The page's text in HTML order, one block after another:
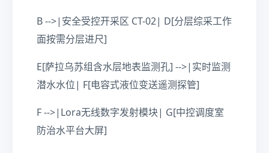
B -->|安全受控开采区 CT-02| D[分层综采工作
面按需分层进尺]
E[萨拉乌苏组含水层地表监测孔] -->|实时监测
潜水水位| F[电容式液位变送遥测探管]
F -->|Lora无线数字发射模块| G[中控调度室
防治水平台大屏]